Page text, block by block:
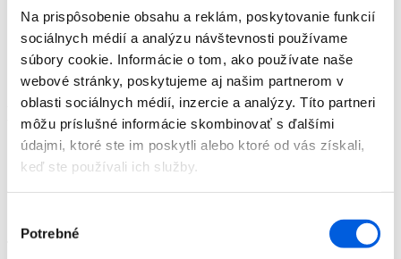
Na prispôsobenie obsahu a reklám, poskytovanie funkcií
sociálnych médií a analýzu návštevnosti používame
súbory cookie. Informácie o tom, ako používate naše
webové stránky, poskytujeme aj našim partnerom v
oblasti sociálnych médií, inzercie a analýzy. Títo partneri
môžu príslušné informácie skombinovať s ďalšími
údajmi, ktoré ste im poskytli alebo ktoré od vás získali,
keď ste používali ich služby.
súhlasu
Potrebné
Doplnky
Výpredaj
Predajne
O nás
Kontakt
Detail produktu
Domov
Produkty